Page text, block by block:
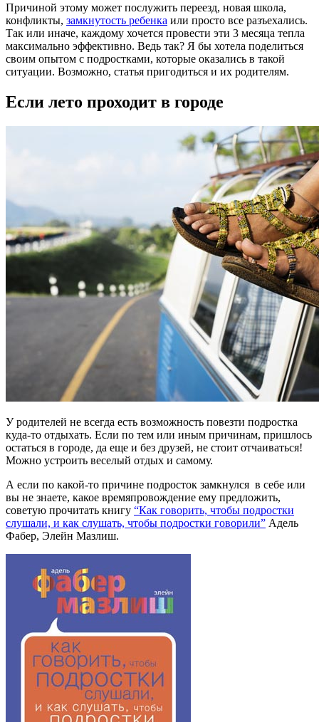
Причиной этому может послужить переезд, новая школа,
конфликты, замкнутость ребенка или просто все разъехались.
Так или иначе, каждому хочется провести эти 3 месяца тепла
максимально эффективно. Ведь так? Я бы хотела поделиться
своим опытом с подростками, которые оказались в такой
ситуации. Возможно, статья пригодиться и их родителям.
Если лето проходит в городе
У родителей не всегда есть возможность повезти подростка
куда-то отдыхать. Если по тем или иным причинам, пришлось
остаться в городе, да еще и без друзей, не стоит отчаиваться!
Можно устроить веселый отдых и самому.
А если по какой-то причине подросток замкнулся в себе или
вы не знаете, какое времяпровождение ему предложить,
советую прочитать книгу “Как говорить, чтобы подростки
слушали, и как слушать, чтобы подростки говорили” Адель
Фабер, Элейн Мазлиш.